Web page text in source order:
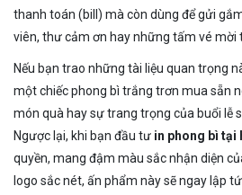
thanh toán (bill) mà còn dùng để gửi
viên, thư cảm ơn hay những tấm vé mời
Nếu bạn trao những tài liệu quan trọng
một chiếc phong bì trắng trơn mua sẵn
món quà hay sự trang trọng của buổi lễ
Ngược lại, khi bạn đầu tư in phong bì tại
quyền, mang đậm màu sắc nhận diện
logo sắc nét, ấn phẩm này sẽ ngay lập